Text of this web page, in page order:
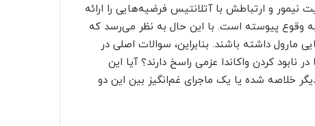
و ارتباطش با آتلانتیس فرضیه‌هایی را ارائه
وقوع پیوسته است. با این حال به نظر می‌رسد که
داشته باشند. بنابراین، سوالات اصلی در
کردن واکاندا عزمی راسخ دارند؟ آیا این
خلاصه شده یا یک ماجرای غم‌انگیز بین این دو